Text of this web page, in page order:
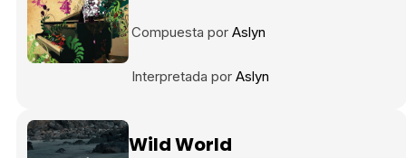
Compuesta por Aslyn
Interpretada por Aslyn
Wild World